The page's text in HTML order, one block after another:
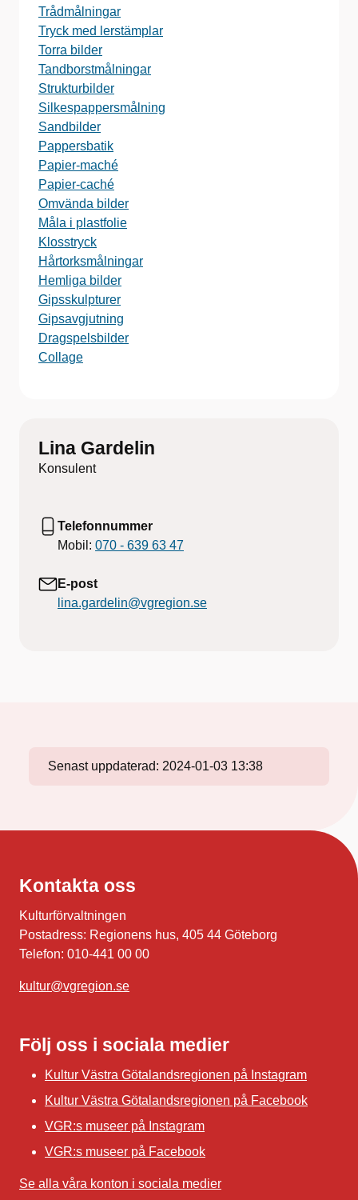
Trådmålningar
Tryck med lerstämplar
Torra bilder
Tandborstmålningar
Strukturbilder
Silkespappersmålning
Sandbilder
Pappersbatik
Papier-maché
Papier-caché
Omvända bilder
Måla i plastfolie
Klosstryck
Hårtorksmålningar
Hemliga bilder
Gipsskulpturer
Gipsavgjutning
Dragspelsbilder
Collage
Lina Gardelin
Konsulent
Telefonnummer
Mobil: 070 - 639 63 47
E-post
lina.gardelin@vgregion.se
Senast uppdaterad: 2024-01-03 13:38
Kontakta oss
Kulturförvaltningen
Postadress: Regionens hus, 405 44 Göteborg
Telefon: 010-441 00 00
kultur@vgregion.se
Följ oss i sociala medier
Kultur Västra Götalandsregionen på Instagram
Kultur Västra Götalandsregionen på Facebook
VGR:s museer på Instagram
VGR:s museer på Facebook
Se alla våra konton i sociala medier